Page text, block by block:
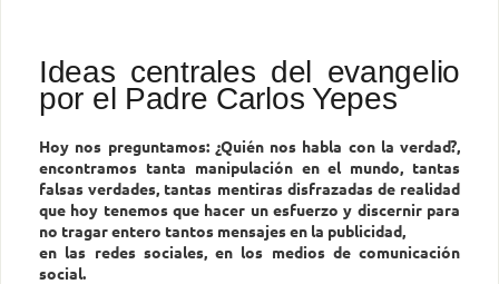
Ideas centrales del evangelio
por el Padre Carlos Yepes
Hoy nos preguntamos: ¿Quién nos habla con la verdad?,
encontramos tanta manipulación en el mundo, tantas
falsas verdades, tantas mentiras disfrazadas de realidad
que hoy tenemos que hacer un esfuerzo y discernir para
no tragar entero tantos mensajes en la publicidad,
en las redes sociales, en los medios de comunicación
social.